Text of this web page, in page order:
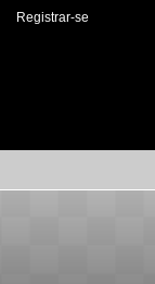
Registrar-se